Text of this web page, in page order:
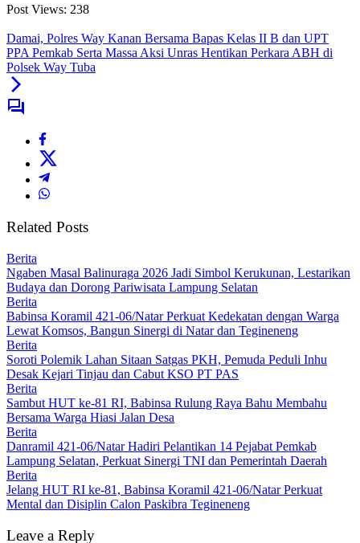
Post Views: 238
Damai, Polres Way Kanan Bersama Bapas Kelas II B dan UPT
PPA Pemkab Serta Massa Aksi Unras Hentikan Perkara ABH di
Polsek Way Tuba
Related Posts
Berita
Ngaben Masal Balinuraga 2026 Jadi Simbol Kerukunan, Lestarikan
Budaya dan Dorong Pariwisata Lampung Selatan
Berita
Babinsa Koramil 421-06/Natar Perkuat Kedekatan dengan Warga
Lewat Komsos, Bangun Sinergi di Natar dan Tegineneng
Berita
Soroti Polemik Lahan Sitaan Satgas PKH, Pemuda Peduli Inhu
Desak Kejari Tinjau dan Cabut KSO PT PAS
Berita
Sambut HUT ke-81 RI, Babinsa Rulung Raya Bahu Membahu
Bersama Warga Hiasi Jalan Desa
Berita
Danramil 421-06/Natar Hadiri Pelantikan 14 Pejabat Pemkab
Lampung Selatan, Perkuat Sinergi TNI dan Pemerintah Daerah
Berita
Jelang HUT RI ke-81, Babinsa Koramil 421-06/Natar Perkuat
Mental dan Disiplin Calon Paskibra Tegineneng
Leave a Reply